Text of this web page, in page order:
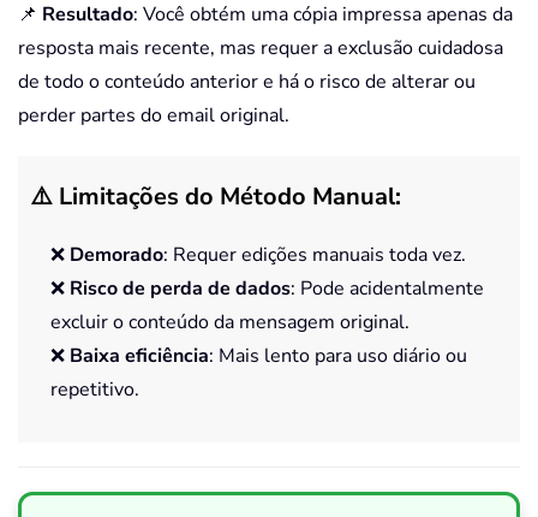
📌 Resultado: Você obtém uma cópia impressa apenas da
resposta mais recente, mas requer a exclusão cuidadosa
de todo o conteúdo anterior e há o risco de alterar ou
perder partes do email original.
⚠️ Limitações do Método Manual:
❌ Demorado: Requer edições manuais toda vez.
❌ Risco de perda de dados: Pode acidentalmente
excluir o conteúdo da mensagem original.
❌ Baixa eficiência: Mais lento para uso diário ou
repetitivo.